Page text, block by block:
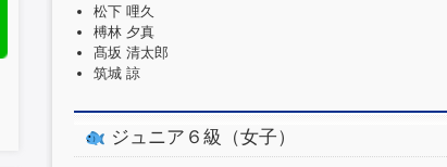
松下 哩久
榑林 夕真
髙坂 清太郎
筑城 諒
ジュニア６級（女子）